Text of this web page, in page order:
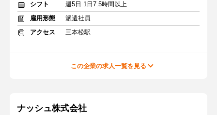
シフト
週5日 1日7.5時間以上
雇用形態
派遣社員
アクセス
三本松駅
この企業の求人一覧を見る
ナッシュ株式会社